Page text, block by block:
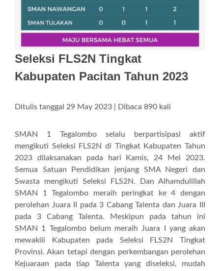
Seleksi FLS2N Tingkat
Kabupaten Pacitan Tahun 2023
Ditulis tanggal 29 May 2023 | Dibaca 890 kali
SMAN 1 Tegalombo selalu berpartisipasi aktif
mengikuti Seleksi FLS2N di Tingkat Kabupaten Tahun
2023 dilaksanakan pada hari Kamis, 24 Mei 2023.
Semua Satuan Pendidikan jenjang SMA Negeri dan
Swasta mengikuti Seleksi FLS2N. Dan Alhamdulillah
SMAN 1 Tegalombo meraih peringkat ke 4 dengan
perolehan Juara II pada 3 Cabang Talenta dan Juara III
pada 3 Cabang Talenta. Meskipun pada tahun ini
SMAN 1 Tegalombo belum meraih Juara I yang akan
mewakili Kabupaten pada Seleksi FLS2N Tingkat
Provinsi. Akan tetapi dengan perkembangan perolehan
Kejuaraan pada tiap Talenta yang diseleksi, mudah